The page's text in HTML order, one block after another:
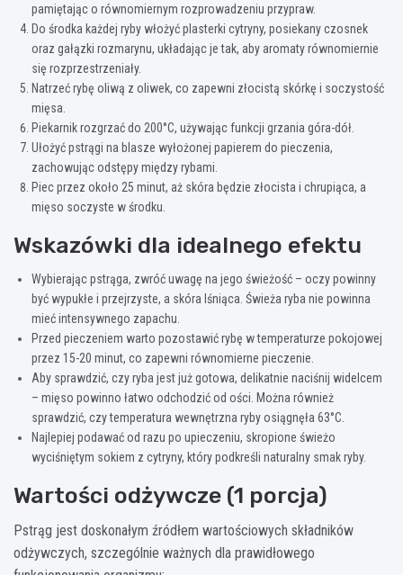
pamiętając o równomiernym rozprowadzeniu przypraw.
Do środka każdej ryby włożyć plasterki cytryny, posiekany czosnek
oraz gałązki rozmarynu, układając je tak, aby aromaty równomiernie
się rozprzestrzeniały.
Natrzeć rybę oliwą z oliwek, co zapewni złocistą skórkę i soczystość
mięsa.
Piekarnik rozgrzać do 200°C, używając funkcji grzania góra-dół.
Ułożyć pstrągi na blasze wyłożonej papierem do pieczenia,
zachowując odstępy między rybami.
Piec przez około 25 minut, aż skóra będzie złocista i chrupiąca, a
mięso soczyste w środku.
Wskazówki dla idealnego efektu
Wybierając pstrąga, zwróć uwagę na jego świeżość – oczy powinny
być wypukłe i przejrzyste, a skóra lśniąca. Świeża ryba nie powinna
mieć intensywnego zapachu.
Przed pieczeniem warto pozostawić rybę w temperaturze pokojowej
przez 15-20 minut, co zapewni równomierne pieczenie.
Aby sprawdzić, czy ryba jest już gotowa, delikatnie naciśnij widelcem
– mięso powinno łatwo odchodzić od ości. Można również
sprawdzić, czy temperatura wewnętrzna ryby osiągnęła 63°C.
Najlepiej podawać od razu po upieczeniu, skropione świeżo
wyciśniętym sokiem z cytryny, który podkreśli naturalny smak ryby.
Wartości odżywcze (1 porcja)
Pstrąg jest doskonałym źródłem wartościowych składników
odżywczych, szczególnie ważnych dla prawidłowego